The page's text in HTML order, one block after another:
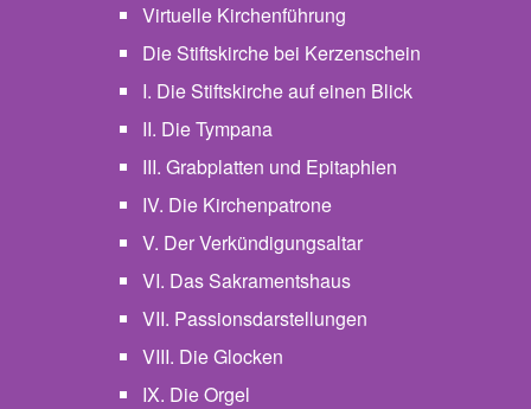
Virtuelle Kirchenführung
Die Stiftskirche bei Kerzenschein
I. Die Stiftskirche auf einen Blick
II. Die Tympana
III. Grabplatten und Epitaphien
IV. Die Kirchenpatrone
V. Der Verkündigungsaltar
VI. Das Sakramentshaus
VII. Passionsdarstellungen
VIII. Die Glocken
IX. Die Orgel